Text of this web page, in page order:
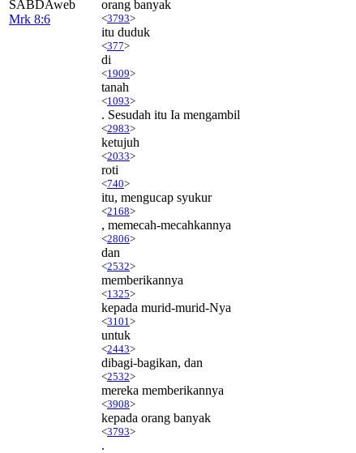
SABDAweb
Mrk 8:6
orang banyak
<3793>
itu duduk
<377>
di
<1909>
tanah
<1093>
. Sesudah itu Ia mengambil
<2983>
ketujuh
<2033>
roti
<740>
itu, mengucap syukur
<2168>
, memecah-mecahkannya
<2806>
dan
<2532>
memberikannya
<1325>
kepada murid-murid-Nya
<3101 >
untuk
<2443>
dibagi-bagikan, dan
<2532>
mereka memberikannya
<3908>
kepada orang banyak
<3793>
.